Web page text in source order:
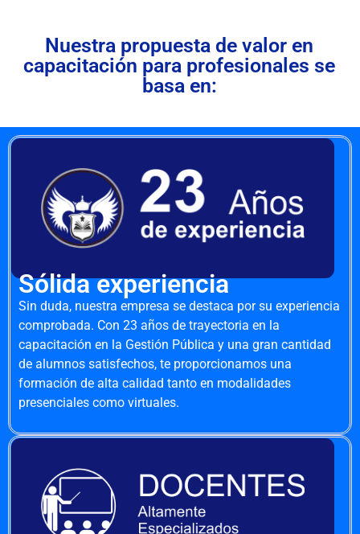
Nuestra propuesta de valor en
capacitación para profesionales se
basa en:
Sólida experiencia
Sin duda, nuestra empresa se destaca por su experiencia
comprobada. Con 23 años de trayectoria en la
capacitación en la Gestión Pública y una gran cantidad
de alumnos satisfechos, te proporcionamos una
formación de alta calidad tanto en modalidades
presenciales como virtuales.